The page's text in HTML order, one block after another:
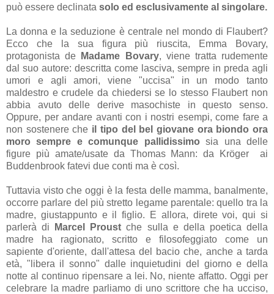
può essere declinata solo ed esclusivamente al singolare.
La donna e la seduzione è centrale nel mondo di Flaubert?
Ecco che la sua figura più riuscita, Emma Bovary,
protagonista de
Madame Bovary, viene tratta rudemente
dal suo autore: descritta come lasciva, sempre in preda agli
umori e agli amori, viene "uccisa" in un modo tanto
maldestro e crudele da chiedersi se lo stesso Flaubert non
abbia avuto delle derive masochiste in questo senso.
Oppure, per andare avanti con i nostri esempi, come fare a
non sostenere che il tipo del bel giovane ora biondo ora
moro sempre e comunque pallidissimosia una delle
figure più amate/usate da Thomas Mann: da Kröger ai
Buddenbrook fatevi due conti ma è così.
Tuttavia visto che oggi è la festa delle mamma, banalmente,
occorre parlare del più stretto legame parentale: quello tra la
madre, giustappunto e il figlio. E allora, direte voi, qui si
parlerà di
Marcel Proust che sulla e della poetica della
madre ha ragionato, scritto e filosofeggiato come un
sapiente d'oriente, dall'attesa del bacio che, anche a tarda
età, "libera il sonno" dalle inquietudini del giorno e della
notte al continuo ripensare a lei. No, niente affatto. Oggi per
celebrare la madre parliamo di uno scrittore che ha ucciso,